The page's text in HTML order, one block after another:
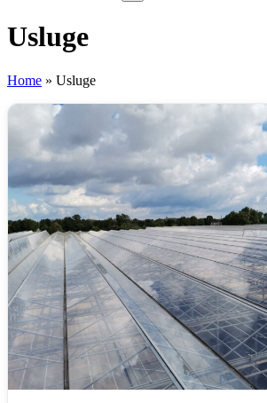
Usluge
Home » Usluge